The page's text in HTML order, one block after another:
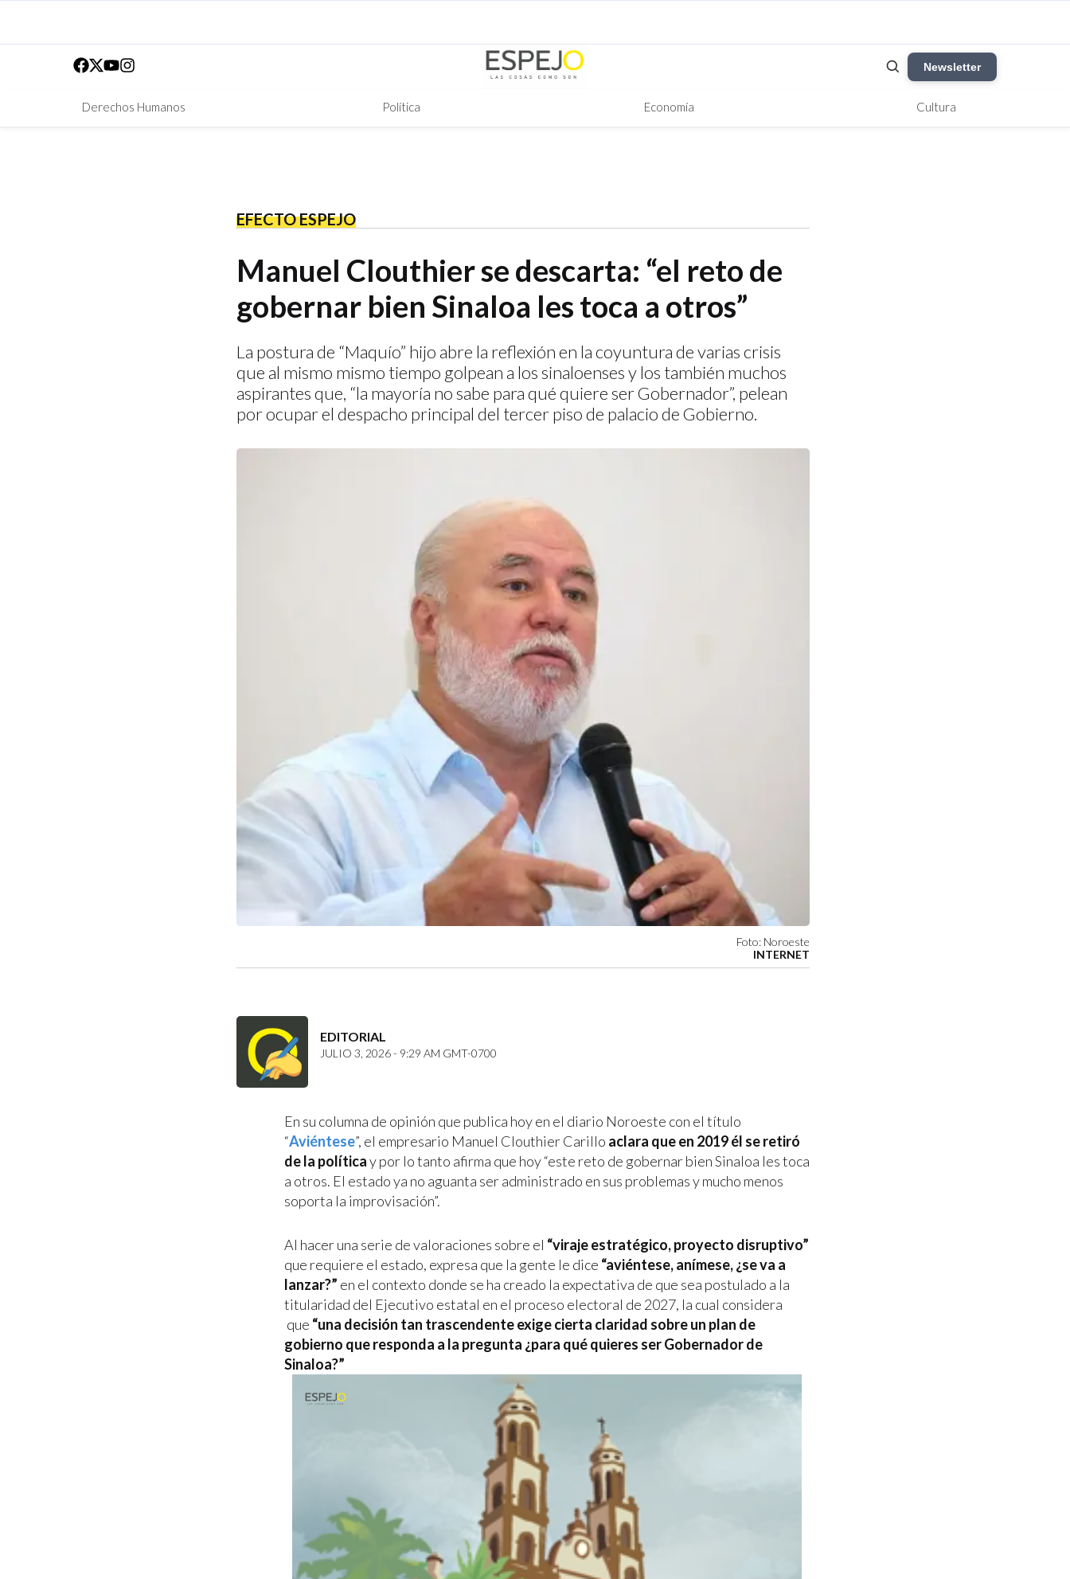
Newsletter
Derechos Humanos Política Economía Cultura
EFECTO ESPEJO
Manuel Clouthier se descarta: “el reto de
gobernar bien Sinaloa les toca a otros”
La postura de “Maquío” hijo abre la reflexión en la coyuntura de varias crisis
que al mismo mismo tiempo golpean a los sinaloenses y los también muchos
aspirantes que, “la mayoría no sabe para qué quiere ser Gobernador”, pelean
por ocupar el despacho principal del tercer piso de palacio de Gobierno.
Foto: Noroeste
INTERNET
EDITORIAL
JULIO 3, 2026 - 9:29 AM GMT-0700
En su columna de opinión que publica hoy en el diario Noroeste con el título
“Aviéntese”, el empresario Manuel Clouthier Carillo aclara que en 2019 él se retiró
de la políticay por lo tanto afirma que hoy “este reto de gobernar bien Sinaloa les toca
a otros. El estado ya no aguanta ser administrado en sus problemas y mucho menos
soporta la improvisación”.
Al hacer una serie de valoraciones sobre el “viraje estratégico, proyecto disruptivo”
que requiere el estado, expresa que la gente le dice “aviéntese, anímese, ¿se va a
lanzar?” en el contexto donde se ha creado la expectativa de que sea postulado a la
titularidad del Ejecutivo estatal en el proceso electoral de 2027, la cual considera
que “una decisión tan trascendente exige cierta claridad sobre un plan de
gobierno que responda a la pregunta ¿para qué quieres ser Gobernador de
Sinaloa?”